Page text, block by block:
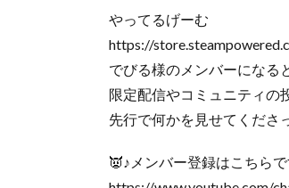
やってるげーむ
https://
でびる様のメンバーになる
限定配信やコミュニティの
先行で何かを見せてくださ
👿♪メンバー登録はこちら